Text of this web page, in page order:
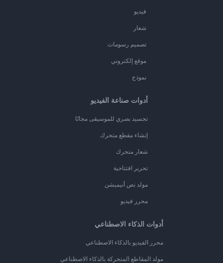
فيديو
شعار
تصميم رسومات
موقع إلكتروني
نموذج
أدوات صناعة الفيديو
تجسيد بصري للموسيقى مجانًا
إنشاء مقطع متحرك
شعار متحرك
تحرير افتتاحية
مولد نص أنيميشن
محرر فيديو
أدوات الذكاء الاصطناعي
محرر الفيديو بالذكاء الاصطناعي
مولد المقاطع المتحركة بالذكاء الاصطناعي